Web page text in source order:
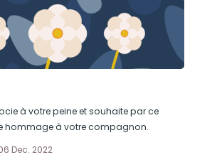
à votre peine et souhaite par ce
hommage à votre compagnon.
Dec. 2022